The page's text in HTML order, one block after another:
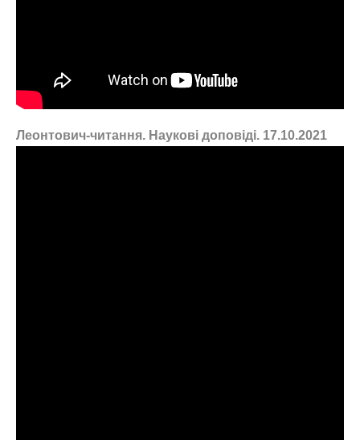
Леонтович-читання. Наукові доповіді. 17.10.2021